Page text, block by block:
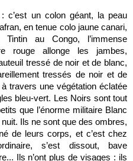
: c’est un colon géant, la peau
en tenue colo jaune canari,
au Congo, l’immense
rouge allonge les jambes,
tressé de noir et de blanc,
tressés de noir et de
travers une végétation éclatée
bleu-vert. Les Noirs sont tout
que l’énorme militaire Blanc
Ils ne sont que des ombres,
de leurs corps, et c’est chez
s’est dissout, bave
Ils n’ont plus de visages : ils